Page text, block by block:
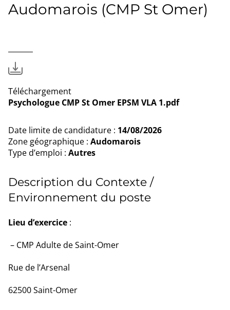
Audomarois (CMP St Omer)
Téléchargement
Psychologue CMP St Omer EPSM VLA 1.pdf
Date limite de candidature : 14/08/2026
Zone géographique : Audomarois
Type d’emploi : Autres
Description du Contexte /
Environnement du poste
Lieu d’exercice :
CMP Adulte de Saint-Omer
Rue de l’Arsenal
62500 Saint-Omer